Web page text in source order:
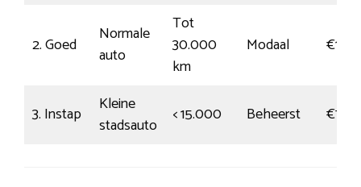
2. Goed
Normale
auto
Tot
30.000
km
Modaal €100
3. Instap
Kleine
stadsauto
< 15.000 Beheerst €79